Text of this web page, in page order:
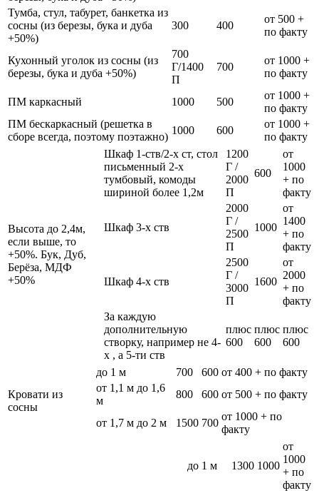
Тумба, стул, табурет, банкетка из
сосны (из березы, бука и дуба
+50%)
300 400
от 500 +
по факту
Кухонный уголок из сосны (из
березы, бука и дуба +50%)
700
Г/1400
П
700
от 1000 +
по факту
ПМ каркасный 1000 500
от 1000 +
по факту
ПМ бескаркасный (решетка в
сборе всегда, поэтому поэтажно)
1000 600
от 1000 +
по факту
Высота до 2,4м,
если выше, то
+50%. Бук, Дуб,
Берёза, МДФ
+50%
Шкаф 1-ств/2-х ст, стол
письменный 2-х
тумбовый, комоды
шириной более 1,2м
1200
Г /
2000
П
600
от
1000
+ по
факту
Шкаф 3-х ств
2000
Г /
2500
П
1000
от
1400
+ по
факту
Шкаф 4-х ств
2500
Г /
3000
П
1600
от
2000
+ по
факту
За каждую
дополнительную
створку, например не 4-
х , а 5-ти ств
плюс
600
плюс
600
плюс
600
Кровати из
сосны
до 1 м 700 600 от 400 + по факту
от 1,1 м до 1,6
м
800 600 от 500 + по факту
от 1,7 м до 2 м 1500 700
от 1000 + по
факту
до 1 м 1300 1000
от
1000
+ по
факту